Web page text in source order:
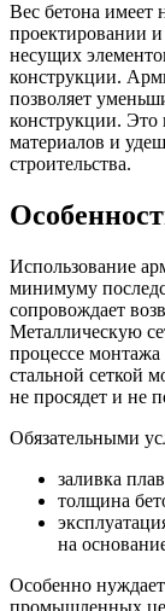
Вес бетона имеет
проектировании
несущих
конструкции.
позволяет
конструкции. Это
материалов и
строительства.
Использование
минимуму
сопровождает
Металлическую
процессе
стальной сеткой
не просядет и не
Обязательными
заливка
толщина
на
Особенно
промышленных